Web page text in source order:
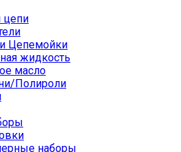
цепи
Цепемойки
жидкость
масло
Полироли
наборы